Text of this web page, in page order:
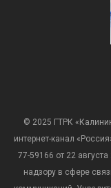
© 2025 ГТРК
интернет-канал
77-59166 от 22
надзору в сфере